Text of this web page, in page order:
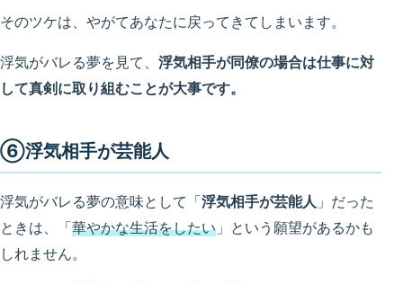
そのツケは、やがてあなたに戻ってきてしまいます。
浮気がバレる夢を見て、 浮気相手が同僚の場合は仕事に対
して真剣に取り組むことが大事です。
⑥浮気相手が芸能人
浮気がバレる夢の意味として「浮気相手が芸能人 」だった
ときは、「華やかな生活をしたい 」という願望があるかも
しれません。